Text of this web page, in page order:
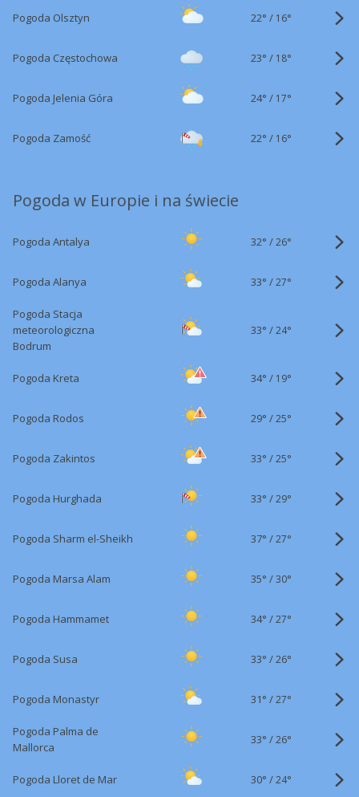
Pogoda Olsztyn 22° / 16°
Pogoda Częstochowa 23° / 18°
Pogoda Jelenia Góra 24° / 17°
Pogoda Zamość 22° / 16°
Pogoda w Europie i na świecie
Pogoda Antalya 32° /26°
Pogoda Alanya 33° /27°
Pogoda Stacja
meteorologiczna
Bodrum
33° /24°
Pogoda Kreta 34° / 19°
Pogoda Rodos 29° /25°
Pogoda Zakintos 33° /25°
Pogoda Hurghada 33° /29°
Pogoda Sharm el-Sheikh 37° /27°
Pogoda Marsa Alam 35° /30°
Pogoda Hammamet 34° /27°
Pogoda Susa 33° /26°
Pogoda Monastyr 31° /27°
Pogoda Palma de
Mallorca
33° /26°
Pogoda Lloret de Mar 30° /24°